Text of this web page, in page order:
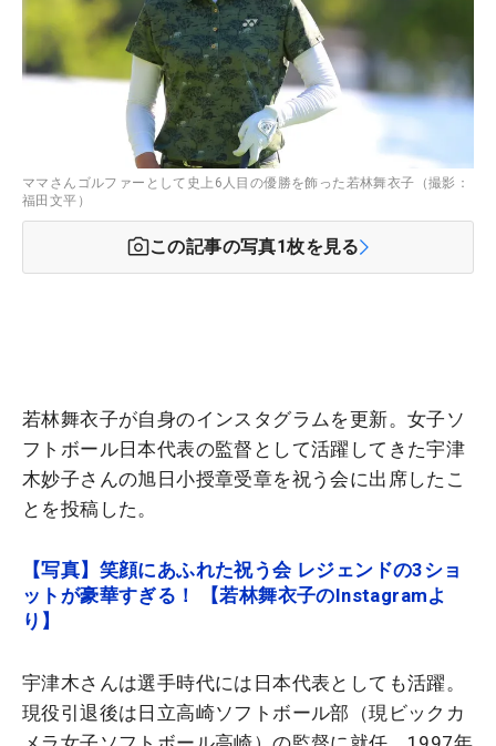
ママさんゴルファーとして史上6人目の優勝を飾った若林舞衣子（撮影：
福田文平）
この記事の写真1枚を見る
若林舞衣子が自身のインスタグラムを更新。女子ソ
フトボール日本代表の監督として活躍してきた宇津
木妙子さんの旭日小授章受章を祝う会に出席したこ
とを投稿した。
【写真】笑顔にあふれた祝う会 レジェンドの3ショ
ットが豪華すぎる！ 【若林舞衣子のInstagramよ
り】
宇津木さんは選手時代には日本代表としても活躍。
現役引退後は日立高崎ソフトボール部（現ビックカ